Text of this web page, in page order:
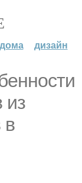
дизайн
из
в